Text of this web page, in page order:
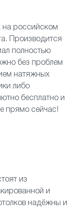
на российском
Производится
полностью
без проблем
натяжных
либо
бесплатно и
прямо сейчас!
из
и
надёжны и